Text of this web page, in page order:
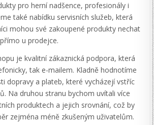
pro herní nadšence, profesionály i
také nabídku servisních služeb, která
mohou své zakoupené produkty nechat
u prodejce.
je kvalitní zákaznická podpora, která
tak e-mailem. Kladně hodnotíme
dopravy a plateb, které vycházejí vstříc
Na druhou stranu bychom uvítali více
produktech a jejich srovnání, což by
zejména méně zkušeným uživatelům.